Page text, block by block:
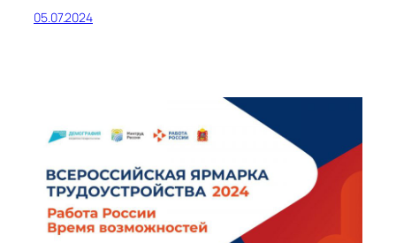
05.07.2024